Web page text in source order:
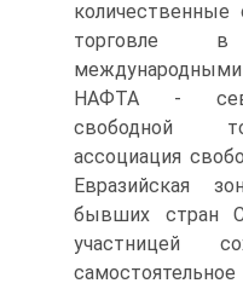
количественные
торговле
НАФТА -
свободной
ассоциация
Евразийская
бывших стран
участницей